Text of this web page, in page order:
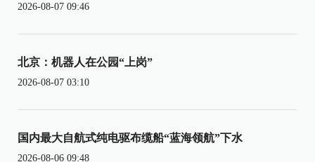
2026-08-07 09:46
北京：机器人在公园“上岗”
2026-08-07 03:10
国内最大自航式纯电驱布缆船“蓝海领航”下水
2026-08-06 09:48